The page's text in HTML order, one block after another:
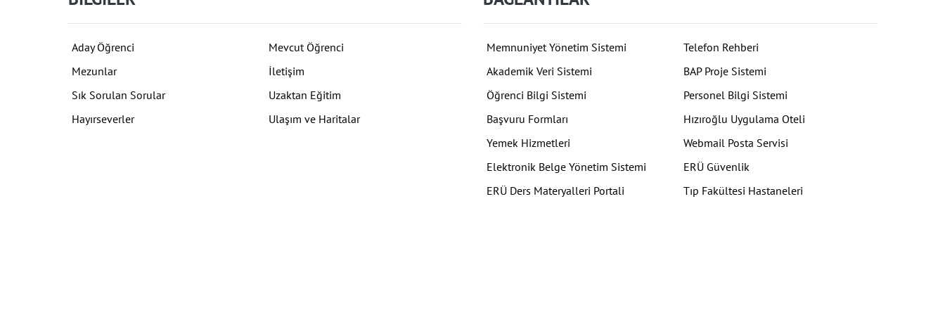
Aday Öğrenci
Mevcut Öğrenci
Mezunlar
İletişim
Sık Sorulan Sorular
Uzaktan Eğitim
Hayırseverler
Ulaşım ve Haritalar
Memnuniyet Yönetim Sistemi
Telefon Rehberi
Akademik Veri Sistemi
BAP Proje Sistemi
Öğrenci Bilgi Sistemi
Personel Bilgi Sistemi
Başvuru Formları
Hızıroğlu Uygulama Oteli
Yemek Hizmetleri
Webmail Posta Servisi
Elektronik Belge Yönetim Sistemi
ERÜ Güvenlik
ERÜ Ders Materyalleri Portali
Tıp Fakültesi Hastaneleri